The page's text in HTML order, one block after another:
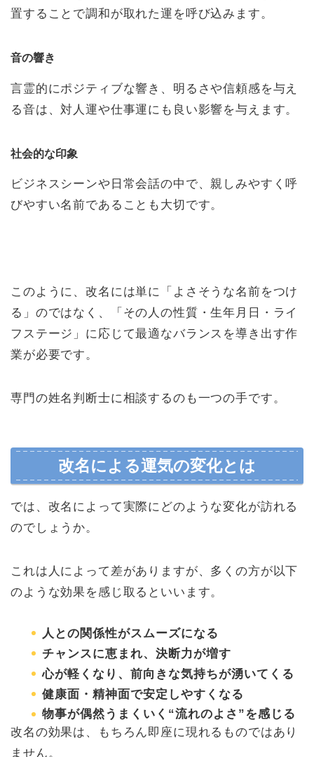
置することで調和が取れた運を呼び込みます。
音の響き
言霊的にポジティブな響き、明るさや信頼感を与え
る音は、対人運や仕事運にも良い影響を与えます。
社会的な印象
ビジネスシーンや日常会話の中で、親しみやすく呼
びやすい名前であることも大切です。
このように、改名には単に「よさそうな名前をつけ
る」のではなく、「その人の性質・生年月日・ライ
フステージ」に応じて最適なバランスを導き出す作
業が必要です。
専門の姓名判断士に相談するのも一つの手です。
改名による運気の変化とは
では、改名によって実際にどのような変化が訪れる
のでしょうか。
これは人によって差がありますが、多くの方が以下
のような効果を感じ取るといいます。
人との関係性がスムーズになる
チャンスに恵まれ、決断力が増す
心が軽くなり、前向きな気持ちが湧いてくる
健康面・精神面で安定しやすくなる
物事が偶然うまくいく“流れのよさ”を感じる
改名の効果は、もちろん即座に現れるものではあり
ません。